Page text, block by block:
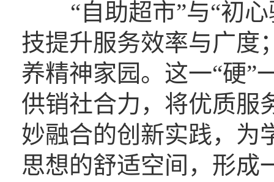
“自助超市”与“初心
技提升服务效率与广度
养精神家园。这一“硬”
供销社合力，将优质服
妙融合的创新实践，为
思想的舒适空间，形成